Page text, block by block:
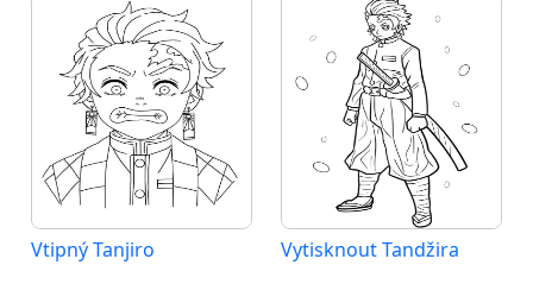
Vtipný Tanjiro Vytisknout Tandžira